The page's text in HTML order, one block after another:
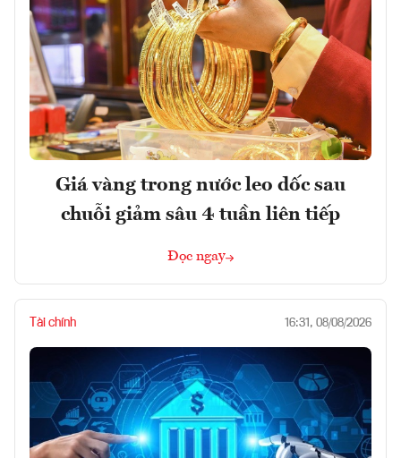
Giá vàng trong nước leo dốc sau
chuỗi giảm sâu 4 tuần liên tiếp
Đọc ngay
Tài chính 16:31, 08/08/2026